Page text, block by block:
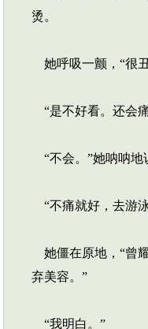
烫。
她呼吸一颤，“很
“是不好看。还会
“不会。”她呐呐地
“不痛就好，去游
她僵在原地，“曾
弃美容。”
“我明白。”